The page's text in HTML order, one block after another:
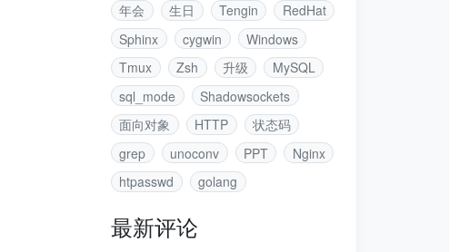
年会
生日 Tengin
RedHat
Sphinx
cygwin
Windows
Tmux
Zsh 升级
MySQL
sql_mode
Shadowsockets
面向对象
HTTP
状态码
grep
unoconv PPT
Nginx
htpasswd
golang
最新评论